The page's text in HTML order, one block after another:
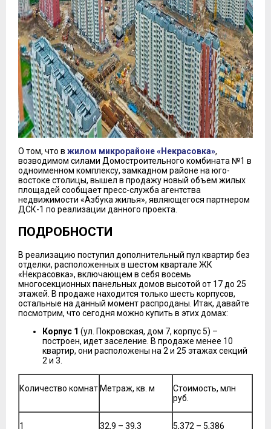
О том, что в жилом микрорайоне «Некрасовка»,
возводимом силами Домостроительного комбината №1 в
одноименном комплексу, замкадном районе на юго-
востоке столицы, вышел в продажу новый объем жилых
площадей сообщает пресс-служба агентства
недвижимости «Азбука жилья», являющегося партнером
ДСК-1 по реализации данного проекта.
ПОДРОБНОСТИ
В реализацию поступил дополнительный пул квартир без
отделки, расположенных в шестом квартале ЖК
«Некрасовка», включающем в себя восемь
многосекционных панельных домов высотой от 17 до 25
этажей. В продаже находится только шесть корпусов,
остальные на данный момент распроданы. Итак, давайте
посмотрим, что сегодня можно купить в этих домах:
Корпус 1 (ул. Покровская, дом 7, корпус 5) –
построен, идет заселение. В продаже менее 10
квартир, они расположены на 2 и 25 этажах секций
2 и 3.
Количество комнат Метраж, кв. м
Стоимость, млн
руб.
1 32,9 – 39,3 5,372 – 5,386